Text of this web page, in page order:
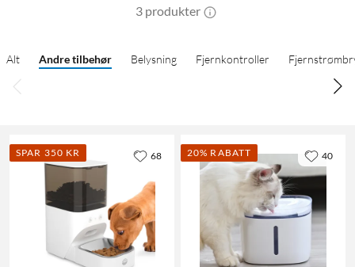
3 produkter
Alt Andre tilbehør Belysning Fjernkontroller
SPAR 350 KR 68 20% RABATT 40